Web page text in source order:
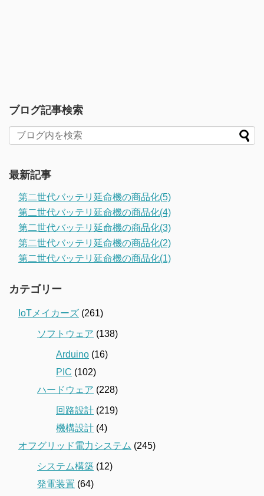
ブログ記事検索
最新記事
第二世代バッテリ延命機の商品化(5)
第二世代バッテリ延命機の商品化(4)
第二世代バッテリ延命機の商品化(3)
第二世代バッテリ延命機の商品化(2)
第二世代バッテリ延命機の商品化(1)
カテゴリー
IoTメイカーズ (261)
ソフトウェア (138)
Arduino (16)
PIC (102)
ハードウェア (228)
回路設計 (219)
機構設計 (4)
オフグリッド電力システム (245)
システム構築 (12)
発電装置 (64)